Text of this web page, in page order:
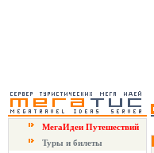
МегаИдеи Путешествий
Туры и билеты